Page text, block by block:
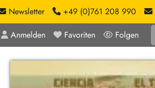
Newsletter +49 (0)761 208 990
Anmelden Favoriten Folgen